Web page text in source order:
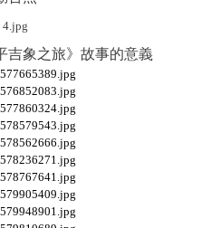
吉象之旅》故事的意義